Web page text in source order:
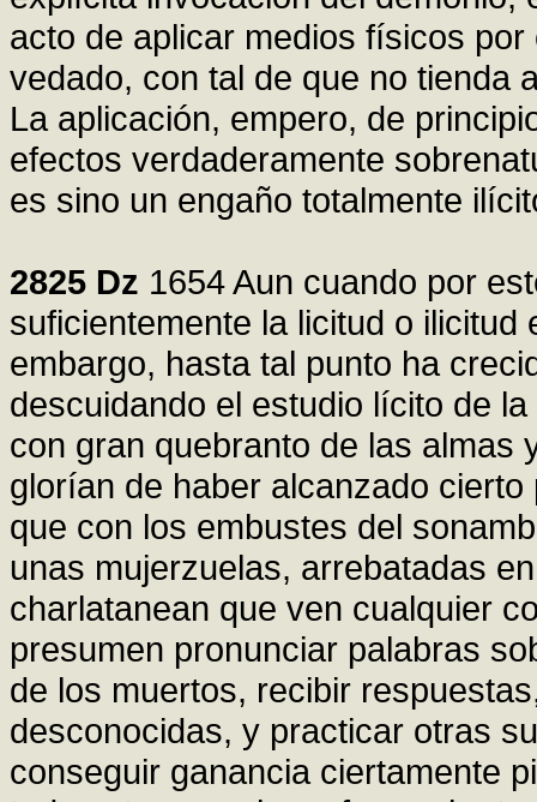
acto de aplicar medios físicos
vedado, con tal de que no tienda
La aplicación, empero, de
efectos verdaderamente
es sino un engaño totalmente
2825 Dz 1654 Aun cuando por
suficientemente la licitud o
embargo, hasta tal punto ha
descuidando el estudio lícito de
con gran quebranto de las almas
glorían de haber alcanzado
que con los embustes del
unas mujerzuelas, arrebatadas
charlatanean que ven cualquier
presumen pronunciar palabras
de los muertos, recibir
desconocidas, y practicar otras
conseguir ganancia ciertamente